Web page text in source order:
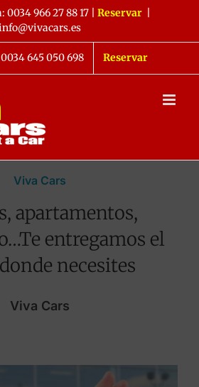
0034 966 27 88 17| Reservar
645 050 698 Reservar
Viva Cars
apartamentos,
entregamos el
necesites
Viva Cars